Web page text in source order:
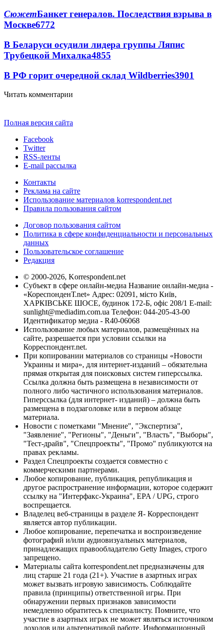
СюжетБанкет генералов. Последствия взрыва в
Москве6772
В Беларуси осудили лидера группы Ляпис
Трубецкой Михалка4855
В РФ горит очередной склад Wildberries3901
Читать комментарии
Полная версия сайта
Facebook
Twitter
RSS-ленты
E-mail рассылка
Контакты
Реклама на сайте
Использование материалов korrespondent.net
Правила пользования сайтом
Договор пользования сайтом
Политика в сфере конфиденциальности и персональных
данных
Пользовательское соглашение
Редакция
© 2000-2026, Korrespondent.net
Субъект в сфере онлайн-медиа Название онлайн-медиа -
«КореспонденТ.net» Адрес: 02091, місто Київ,
ХАРКІВСЬКЕ ШОСЕ, будинок 172-Б, офіс 208/1 E-mail:
sunlight@mediadim.com.ua Телефон: 044-205-43-00
Идентификатор медиа - R40-06068
Использование любых материалов, размещённых на
сайте, разрешается при условии ссылки на
Корреспондент.net.
При копировании материалов со страницы «Новости
Украины и мира», для интернет-изданий – обязательна
прямая открытая для поисковых систем гиперссылка.
Ссылка должна быть размещена в независимости от
полного либо частичного использования материалов.
Гиперссылка (для интернет- изданий) – должна быть
размещена в подзаголовке или в первом абзаце
материала.
Новости с пометками "Мнение", "Экспертиза",
"Заявление", "Регионы", "Деньги", "Власть", "Выборы",
"Тест-драйв", "Спецпроекты", "Промо" публикуются на
правах рекламы.
Раздел Спецпроекты создается совместно с
коммерческими партнерами.
Любое копирование, публикация, републикация и
другое распространение информации, которое содержит
ссылку на "Интерфакс-Украина", EPA / UPG, строго
воспрещается.
Владелец веб-страницы в разделе Я- Корреспондент
является автор публикации.
Любое копирование, перепечатка и воспроизведение
фотографий и/или аудиовизуальных материалов,
принадлежащих правообладателю Getty Images, строго
запрещено.
Материалы сайта korrespondent.net предназначены для
лиц старше 21 года (21+). Участие в азартных играх
может вызвать игровую зависимость. Соблюдайте
правила (принципы) ответственной игры. При
обнаружении первых признаков зависимости
немедленно обратитесь к специалисту. Помните, что
участие в азартных играх не может являться источником
доходов или альтернативой работе. Информационный